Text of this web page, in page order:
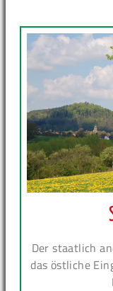
Der staatlich
das östliche